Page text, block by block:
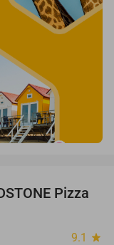
40%
Pizza
9.1 star